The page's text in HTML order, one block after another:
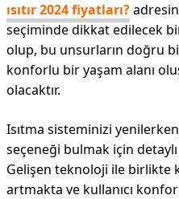
ısıtır 2024 fiyatları?
seçiminde dikkat edilecek
olup, bu unsurların doğru
konforlu bir yaşam alanı
olacaktır.
Isıtma sisteminizi
seçeneği bulmak için detaylı
Gelişen teknoloji ile birlikte
artmakta ve kullanıcı